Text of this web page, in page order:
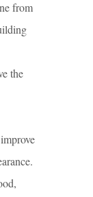
from
the